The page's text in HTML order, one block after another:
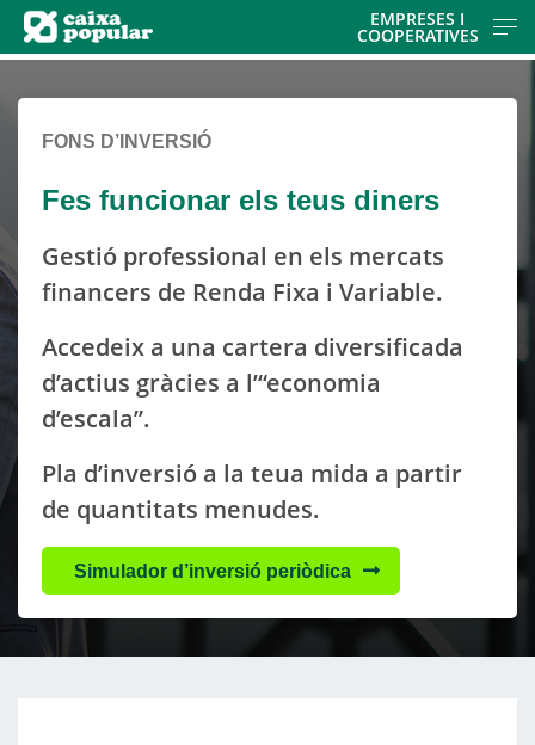
contentt
EMPRESES I
COOPERATIVES
contenido,
por
espere...
FONS D’INVERSIÓ
Fes funcionar els teus diners
Gestió professional en els mercats
financers de Renda Fixa i Variable.
Accedeix a una cartera diversificada
d’actius gràcies a l’“economia
d’escala”.
Pla d’inversió a la teua mida a partir
de quantitats menudes.
Simulador d’inversió periòdica